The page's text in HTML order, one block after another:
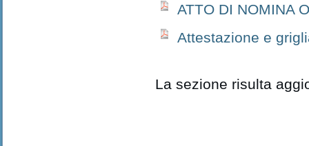
ATTO DI NOMINA
Attestazione e
La sezione risulta